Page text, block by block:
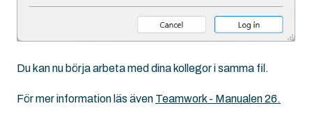
Du kan nu börja arbeta med dina kollegor i samma fil.
För mer information läs även Teamwork - Manualen 26.